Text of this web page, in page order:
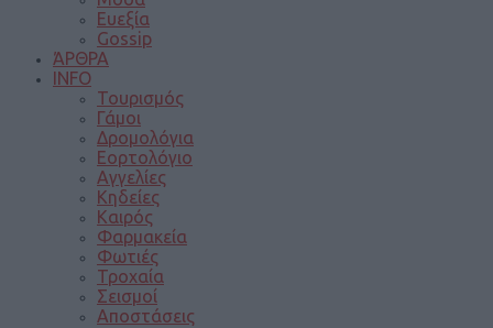
Ευεξία
Gossip
ΆΡΘΡΑ
INFO
Τουρισμός
Γάμοι
Δρομολόγια
Εορτολόγιο
Αγγελίες
Κηδείες
Καιρός
Φαρμακεία
Φωτιές
Τροχαία
Σεισμοί
Αποστάσεις